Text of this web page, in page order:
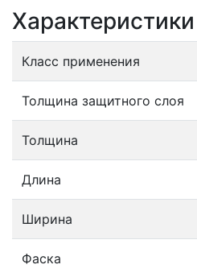
Характеристики
Класс применения
Толщина защитного слоя
Толщина
Длина
Ширина
Фаска